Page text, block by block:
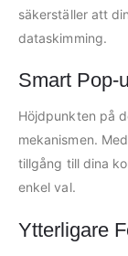
säkerställer att
dataskimming.
Smart Pop-
Höjdpunkten på
mekanismen.
tillgång till dina
enkel val.
Ytterligare